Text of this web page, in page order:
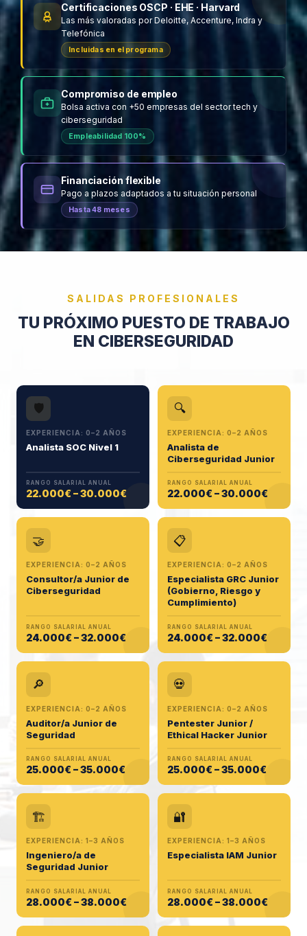
Certificaciones OSCP · EHE · Harvard
Las más valoradas por Deloitte, Accenture, Indra y
Telefónica
Incluidas en el programa
Compromiso de empleo
Bolsa activa con +50 empresas del sector tech y
ciberseguridad
Empleabilidad 100%
Financiación flexible
Pago a plazos adaptados a tu situación personal
Hasta 48 meses
SALIDAS PROFESIONALES
TU PRÓXIMO PUESTO DE TRABAJO
EN CIBERSEGURIDAD
🛡️
EXPERIENCIA: 0–2 AÑOS
Analista SOC Nivel 1
RANGO SALARIAL ANUAL
22.000€ – 30.000€
🔍
EXPERIENCIA: 0–2 AÑOS
Analista de
Ciberseguridad Junior
RANGO SALARIAL ANUAL
22.000€ – 30.000€
🤝
EXPERIENCIA: 0–2 AÑOS
Consultor/a Junior de
Ciberseguridad
RANGO SALARIAL ANUAL
24.000€ – 32.000€
📋
EXPERIENCIA: 0–2 AÑOS
Especialista GRC Junior
(Gobierno, Riesgo y
Cumplimiento)
RANGO SALARIAL ANUAL
24.000€ – 32.000€
🔎
EXPERIENCIA: 0–2 AÑOS
Auditor/a Junior de
Seguridad
RANGO SALARIAL ANUAL
25.000€ – 35.000€
💀
EXPERIENCIA: 0–2 AÑOS
Pentester Junior /
Ethical Hacker Junior
RANGO SALARIAL ANUAL
25.000€ – 35.000€
🏗️
EXPERIENCIA: 1–3 AÑOS
Ingeniero/a de
Seguridad Junior
RANGO SALARIAL ANUAL
28.000€ – 38.000€
🔐
EXPERIENCIA: 1–3 AÑOS
Especialista IAM Junior
RANGO SALARIAL ANUAL
28.000€ – 38.000€